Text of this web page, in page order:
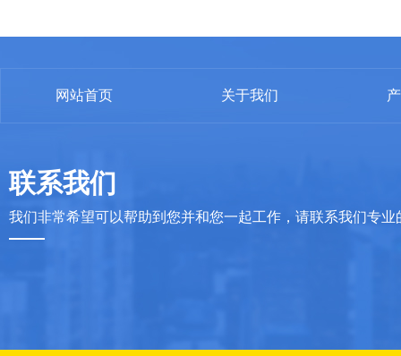
网站首页 关于我们
联系我们
我们非常希望可以帮助到您并和您一起工作，请联系我们专业